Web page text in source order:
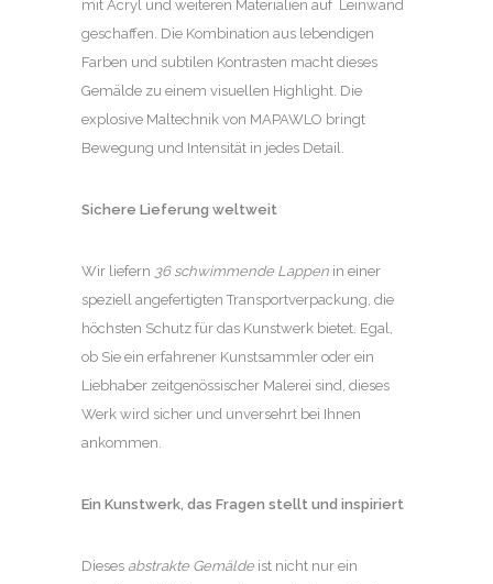
mit Acryl und weiteren Materialien auf Leinwand
geschaffen. Die Kombination aus lebendigen
Farben und subtilen Kontrasten macht dieses
Gemälde zu einem visuellen Highlight. Die
explosive Maltechnik von MAPAWLO bringt
Bewegung und Intensität in jedes Detail.
Sichere Lieferung weltweit
Wir liefern 36 schwimmende Lappen in einer
speziell angefertigten Transportverpackung, die
höchsten Schutz für das Kunstwerk bietet. Egal,
ob Sie ein erfahrener Kunstsammler oder ein
Liebhaber zeitgenössischer Malerei sind, dieses
Werk wird sicher und unversehrt bei Ihnen
ankommen.
Ein Kunstwerk, das Fragen stellt und inspiriert
Dieses abstrakte Gemälde ist nicht nur ein